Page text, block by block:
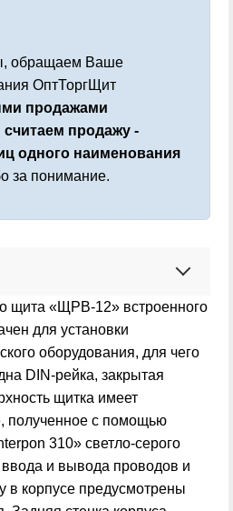
обращаем Ваше
ОптТоргЩит
продажами
продажу -
одного наименования
за понимание.
щита «ЩРВ-12» встроенного
для установки
оборудования, для чего
DIN-рейка, закрытая
щитка имеет
полученное с помощью
310» светло-серого
и вывода проводов и
в корпусе предусмотрены